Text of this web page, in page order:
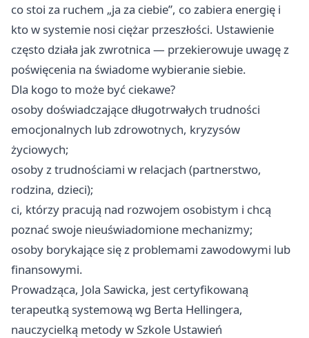
co stoi za ruchem „ja za ciebie”, co zabiera energię i
kto w systemie nosi ciężar przeszłości. Ustawienie
często działa jak zwrotnica — przekierowuje uwagę z
poświęcenia na świadome wybieranie siebie.
Dla kogo to może być ciekawe?
osoby doświadczające długotrwałych trudności
emocjonalnych lub zdrowotnych, kryzysów
życiowych;
osoby z trudnościami w relacjach (partnerstwo,
rodzina, dzieci);
ci, którzy pracują nad rozwojem osobistym i chcą
poznać swoje nieuświadomione mechanizmy;
osoby borykające się z problemami zawodowymi lub
finansowymi.
Prowadząca, Jola Sawicka, jest certyfikowaną
terapeutką systemową wg Berta Hellingera,
nauczycielką metody w Szkole Ustawień